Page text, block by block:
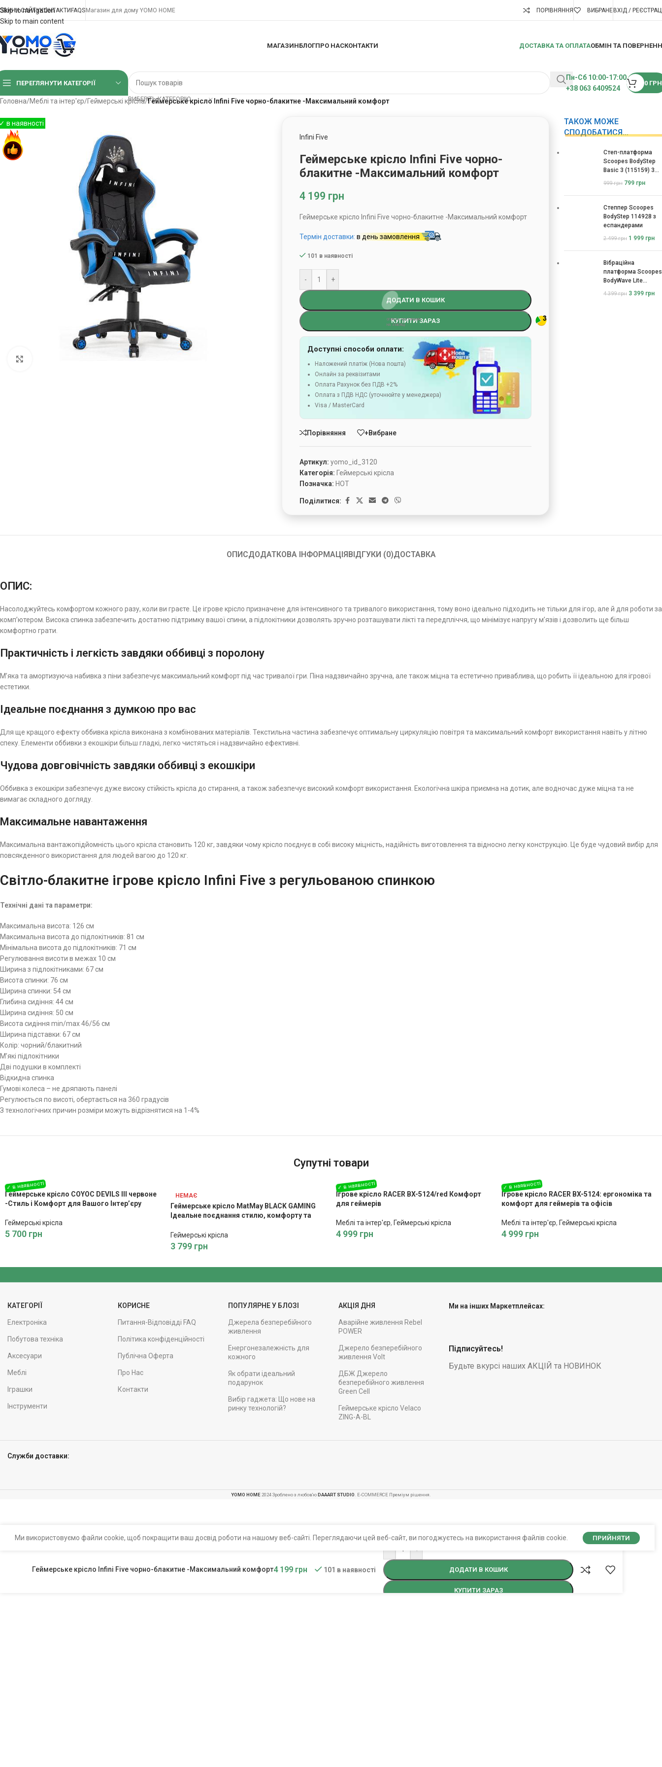
Skip to navigation
Skip to main content
САЙТУКОНТАКТИFAQSМагазин для дому YOMO HOME ПОРІВНЯННЯ ВИБРАНЕВХІД /
МАГАЗИНБЛОГПРО НАСКОНТАКТИ ДОСТАВКА ТА ОПЛАТАОБМІН ТА
ПЕРЕГЛЯНУТИ КАТЕГОРІЇ
ВИБЕРІТЬ КАТЕГОРІЮ
Пн-Сб 10:00-17:00
+38 063 6409524
0 ГРН
Головна/Меблі та інтер'єр/Геймерські крісла/Геймерське крісло Infini Five чорно-блакитне -Максимальний комфорт
Infini Five
Геймерське крісло Infini Five чорно-
блакитне -Максимальний комфорт
4 199 грн
Геймерське крісло Infini Five чорно-блакитне -Максимальний комфорт
Термін доставки:в день замовлення
101 в наявності
- +
ДОДАТИ В КОШИК
КУПИТИ ЗАРАЗ
Доступні способи оплати:
Наложений платіж (Нова пошта)
Онлайн за реквізитами
Оплата Рахунок без ПДВ +2%
Оплата з ПДВ НДС (уточнюйте у менеджера)
Visa / MasterCard
Порівняння +Вибране
Артикул:yomo_id_3120
Категорія: Геймерські крісла
Позначка: HOT
Поділитися:
ТАКОЖ МОЖЕ
СПОДОБАТИСЯ…
Степ-платформа
Scoopes BodyStep
Basic 3 (115159) 3
999грн 799 грн
Степпер Scoopes
BodyStep 114928 з
еспандерами
2 499грн 1 999 грн
Вібраційна
платформа Scoopes
BodyWave Lite
4 399грн 3 399 грн
ОПИСДОДАТКОВА ІНФОРМАЦІЯВІДГУКИ (0)ДОСТАВКА
ОПИС:
Насолоджуйтесь комфортом кожного разу, коли ви граєте. Це ігрове крісло призначене для інтенсивного та тривалого використання, тому воно ідеально підходить не тільки для ігор, але й для роботи за
комп’ютером. Висока спинка забезпечить достатню підтримку вашої спини, а підлокітники дозволять зручно розташувати лікті та передпліччя, що мінімізує напругу м’язів і дозволить ще більш
комфортно грати.
Практичність і легкість завдяки оббивці з поролону
М’яка та амортизуюча набивка з піни забезпечує максимальний комфорт під час тривалої гри. Піна надзвичайно зручна, але також міцна та естетично приваблива, що робить її ідеальною для ігрової
естетики.
Ідеальне поєднання з думкою про вас
Для ще кращого ефекту оббивка крісла виконана з комбінованих матеріалів. Текстильна частина забезпечує оптимальну циркуляцію повітря та максимальний комфорт використання навіть у літню
спеку. Елементи оббивки з екошкіри більш гладкі, легко чистяться і надзвичайно ефективні.
Чудова довговічність завдяки оббивці з екошкіри
Оббивка з екошкіри забезпечує дуже високу стійкість крісла до стирання, а також забезпечує високий комфорт використання. Екологічна шкіра приємна на дотик, але водночас дуже міцна та не
вимагає складного догляду.
Максимальне навантаження
Максимальна вантажопідйомність цього крісла становить 120 кг, завдяки чому крісло поєднує в собі високу міцність, надійність виготовлення та відносно легку конструкцію. Це буде чудовий вибір для
повсякденного використання для людей вагою до 120 кг.
Світло-блакитне ігрове крісло Infini Five з регульованою спинкою
Технічні дані та параметри:
Максимальна висота: 126 см
Максимальна висота до підлокітників: 81 см
Мінімальна висота до підлокітників: 71 см
Регулювання висоти в межах 10 см
Ширина з підлокітниками: 67 см
Висота спинки: 76 см
Ширина спинки: 54 см
Глибина сидіння: 44 см
Ширина сидіння: 50 см
Висота сидіння min/max 46/56 см
Ширина підставки: 67 см
Колір: чорний/блакитний
М’які підлокітники
Дві подушки в комплекті
Відкидна спинка
Гумові колеса – не дряпають панелі
Регулюється по висоті, обертається на 360 градусів
З технологічних причин розміри можуть відрізнятися на 1-4%
Супутні товари
Геймерське крісло COYOC DEVILS III червоне
-Стиль і Комфорт для Вашого Інтер’єру
Геймерські крісла
5 700 грн
НЕМАЄ
Геймерське крісло MatMay BLACK GAMING
Ідеальне поєднання стилю, комфорту та
Геймерські крісла
3 799 грн
Ігрове крісло RACER BX-5124/red Комфорт
для геймерів
Меблі та інтер'єр, Геймерські крісла
4 999 грн
Ігрове крісло RACER BX-5124: ергономіка та
комфорт для геймерів та офісів
Меблі та інтер'єр, Геймерські крісла
4 999 грн
КАТЕГОРІЇ
Електроніка
Побутова техніка
Аксесуари
Меблі
Іграшки
Інструменти
КОРИСНЕ
Питання-Відповідді FAQ
Політика конфіденційності
Публічна Оферта
Про Нас
Контакти
ПОПУЛЯРНЕ У БЛОЗІ
Джерела безперебійного
живлення
Енергонезалежність для
кожного
Як обрати ідеальний
подарунок
Вибір гаджета: Що нове на
ринку технологій?
АКЦІЯ ДНЯ
Аварійне живлення Rebel
POWER
Джерело безперебійного
живлення Volt
ДБЖ Джерело
безперебійного живлення
Green Cell
Геймерське крісло Velaco
ZING-A-BL
Ми на інших Маркетплейсах:
Підписуйтесь!
Будьте вкурсі наших АКЦІЙ та НОВИНОК
Служби доставки:
YOMO HOME 2024 Зроблено з любов'юDAAART STUDIO . E-COMMERCE Преміум рішення.
Ми використовуємо файли cookie, щоб покращити ваш досвід роботи на нашому веб-сайті. Переглядаючи цей веб-сайт, ви погоджуєтесь на використання файлів cookie. ПРИЙНЯТИ
Геймерське крісло Infini Five чорно-блакитне -Максимальний комфорт4 199 грн 101 в наявності
- +
ДОДАТИ В КОШИК
КУПИТИ ЗАРАЗ